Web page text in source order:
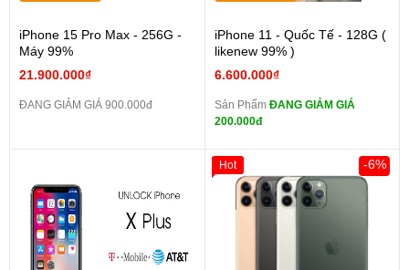
iPhone 15 Pro Max - 256G -
Máy 99%
21.900.000₫
ĐANG GIẢM GIÁ 900.000đ
iPhone 11 - Quốc Tế - 128G (
likenew 99% )
6.600.000₫
Sản Phẩm ĐANG GIẢM GIÁ
200.000đ
-6%
Hot